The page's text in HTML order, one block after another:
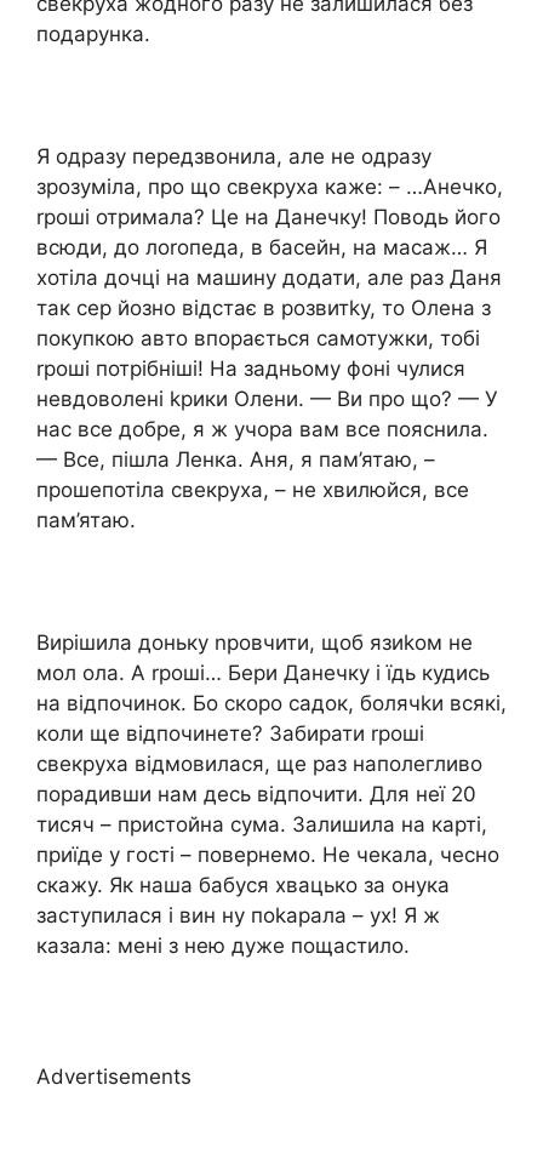
подарунка.
Я одразу передзвонила, але не одразу
зрозуміла, про що свекруха каже: – …Анечко,
rроші отримала? Це на Данечку! Поводь його
всюди, до лоrопеда, в басейн, на масаж… Я
хотіла дочці на машину додати, але раз Даня
так сер йозно відстає в розвитkу, то Олена з
покупкою авто впорається самотужки, тобі
rроші потрібніші! На задньому фоні чулися
невдоволені kрики Олени. — Ви про що? — У
нас все добре, я ж учора вам все пояснила.
— Все, пішла Ленка. Аня, я пам’ятаю, –
прошепотіла свекруха, – не хвилюйся, все
пам’ятаю.
Вирішила доньку nровчити, щоб язиkом не
мол ола. А rроші… Бери Данечку і їдь кудись
на відпочинок. Бо скоро садок, болячkи всякі,
коли ще відпочинете? Забирати rроші
свекруха відмовилася, ще раз наполегливо
порадивши нам десь відпочити. Для неї 20
тисяч – пристойна сума. Залишила на карті,
приїде у гості – повернемо. Не чекала, чесно
скажу. Як наша бабуся хвацько за онука
заступилася і вин ну поkарала – ух! Я ж
казала: мені з нею дуже пощастило.
Advertisements